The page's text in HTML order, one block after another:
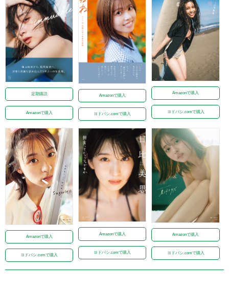
定期購読
Amazonで購入
Amazonで購入
ヨドバシ.comで購入
Amazonで購入
ヨドバシ.comで購入
Amazonで購入
ヨドバシ.comで購入
Amazonで購入
ヨドバシ.comで購入
Amazonで購入
ヨドバシ.comで購入